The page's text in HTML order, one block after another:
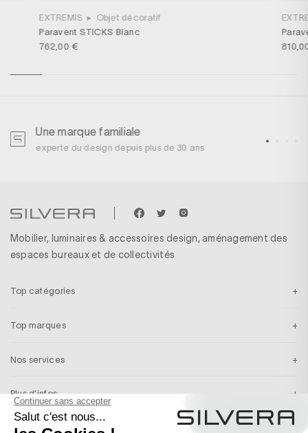
EXTREMIS ▸ Objet décoratif
Paravent STICKS Blanc
762,00 €
Une marque familiale
experte du design depuis plus de 30 ans
Mobilier, luminaires & accessoires design, aménagement des
espaces bureaux et de collectivités
Top catégories
Top marques
Nos services
Plus d’infos